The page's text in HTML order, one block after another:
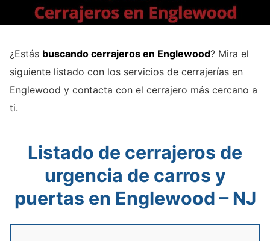
¿Estás buscando cerrajeros en Englewood? Mira el
siguiente listado con los servicios de cerrajerías en
Englewood y contacta con el cerrajero más cercano a
ti.
Listado de cerrajeros de
urgencia de carros y
puertas en Englewood – NJ